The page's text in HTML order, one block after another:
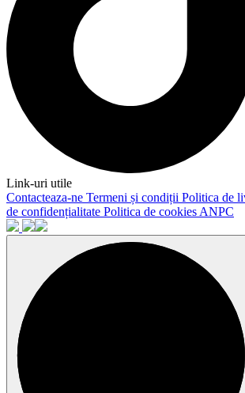
Link-uri utile
Contacteaza-ne Termeni și condiții Politica de
de confidențialitate Politica de cookies ANPC